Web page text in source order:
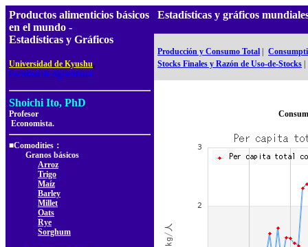
Productos alimenticios básicos
en el mundo -
Estadísticas y Gráficos
Universidad de Kyushu,
Facultad de Agricultura
Shoichi Ito, PhD
Profesor
Economista.
■Comodities：
Granos básicos
Arroz
Trigo
Maíz
Barley
Millet
Oats
Rye
Sorghum
Estadísticas y gráficos
Producción y Consumo Total
Stocks Finales y Razón de Uso-de-Stocks